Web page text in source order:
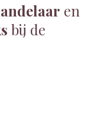
en
bij de